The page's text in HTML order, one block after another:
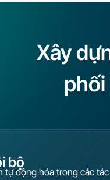
Xây
phối
bộ
tự động hóa trong các